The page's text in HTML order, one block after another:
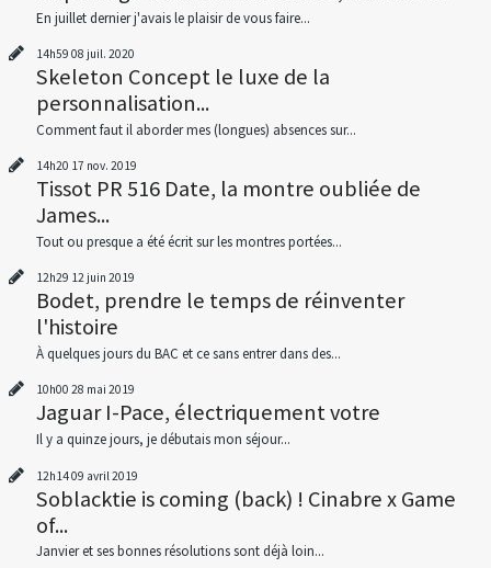
En juillet dernier j'avais le plaisir de vous faire...
14h59 08 juil. 2020
Skeleton Concept le luxe de la
personnalisation...
Comment faut il aborder mes (longues) absences sur...
14h20 17 nov. 2019
Tissot PR 516 Date, la montre oubliée de
James...
Tout ou presque a été écrit sur les montres portées...
12h29 12 juin 2019
Bodet, prendre le temps de réinventer
l'histoire
À quelques jours du BAC et ce sans entrer dans des...
10h00 28 mai 2019
Jaguar I-Pace, électriquement votre
Il y a quinze jours, je débutais mon séjour...
12h1409 avril 2019
Soblacktie is coming (back) ! Cinabre x Game
of...
Janvier et ses bonnes résolutions sont déjà loin...